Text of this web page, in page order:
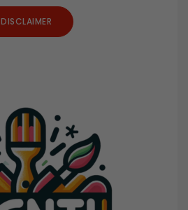
DISCLAIMER